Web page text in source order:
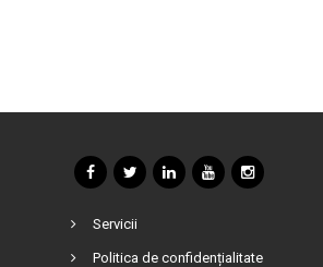
Servicii
Politica de confidențialitate